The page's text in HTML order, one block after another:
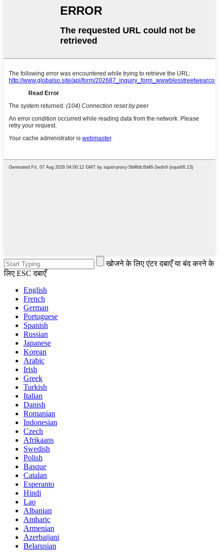
खोजने के लिए एंटर दबाएँ या बंद करने के
लिए ESC दबाएँ
English
French
German
Portuguese
Spanish
Russian
Japanese
Korean
Arabic
Irish
Greek
Turkish
Italian
Danish
Romanian
Indonesian
Czech
Afrikaans
Swedish
Polish
Basque
Catalan
Esperanto
Hindi
Lao
Albanian
Amharic
Armenian
Azerbaijani
Belarusian